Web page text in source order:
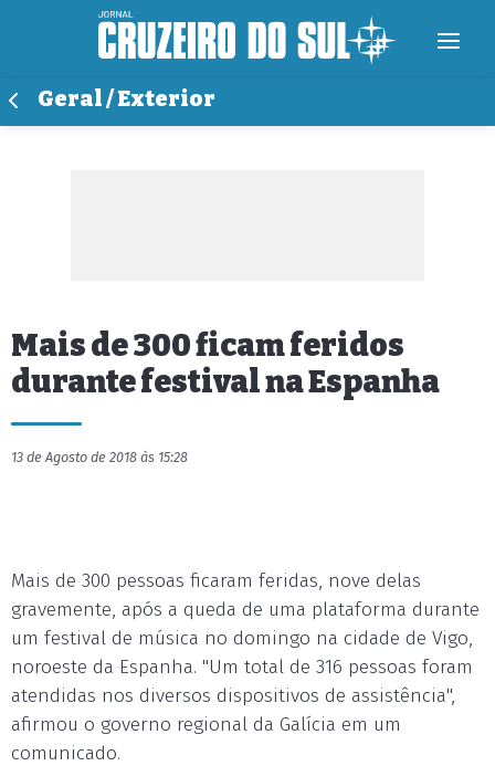
Geral / Exterior
Mais de 300 ficam feridos
durante festival na Espanha
13 de Agosto de 2018 às 15:28
Mais de 300 pessoas ficaram feridas, nove delas
gravemente, após a queda de uma plataforma durante
um festival de música no domingo na cidade de Vigo,
noroeste da Espanha. "Um total de 316 pessoas foram
atendidas nos diversos dispositivos de assistência",
afirmou o governo regional da Galícia em um
comunicado.